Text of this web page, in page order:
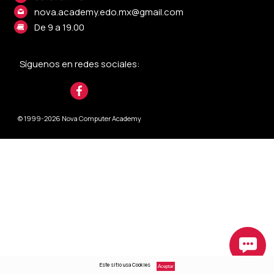
nova.academy.edo.mx@gmail.com
De 9 a 19.00
Síguenos en redes sociales:
© 1999-2026 Nova Computer Academy
Este sitio usa Cookies Aceptar